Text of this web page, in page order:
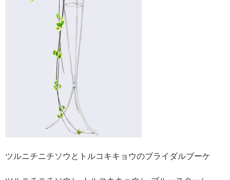
ツルニチニチソウとトルコキキョウのブライダルブーケ